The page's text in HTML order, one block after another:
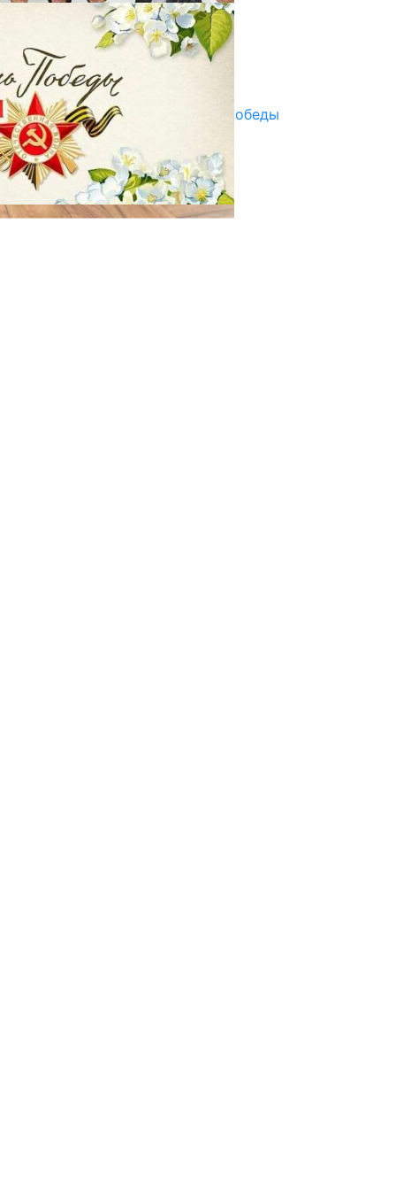
ПАЙДАЛАНУУГА БЕРИЛЕТ
07.08.2025
Улуу Жеңиштин жандуу сөзү
29.04.2025
Награды в преддверии Дня Победы
29.04.2025